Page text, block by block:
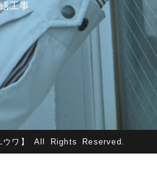
工事
ワ】 All Rights Reserved.